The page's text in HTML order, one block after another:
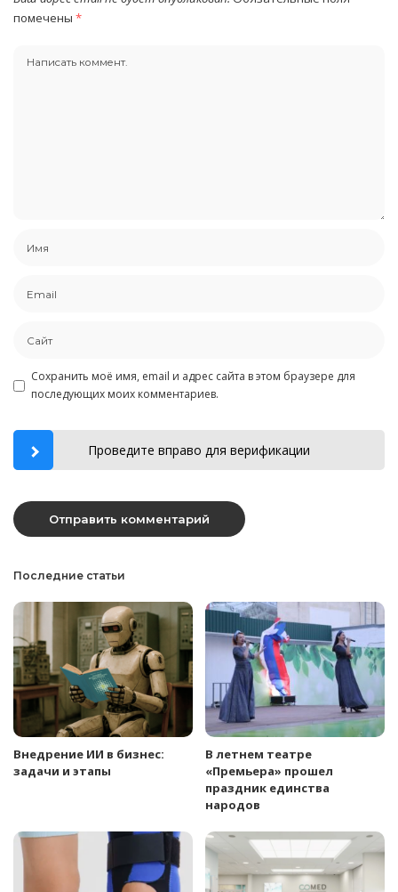
помечены *
Сохранить моё имя, email и адрес сайта в этом браузере для
последующих моих комментариев.
Проведите вправо для верификации
Последние статьи
Внедрение ИИ в бизнес:
задачи и этапы
В летнем театре
«Премьера» прошел
праздник единства
народов